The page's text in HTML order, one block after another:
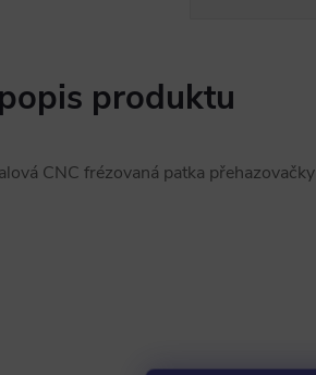
produktu
CNC frézovaná patka přehazovačky